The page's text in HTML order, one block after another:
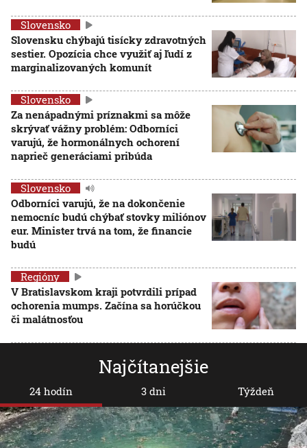
Slovensko
Slovensku chýbajú tisícky zdravotných
sestier. Opozícia chce využiť aj ľudí z
marginalizovaných komunít
Slovensko
Za nenápadnými príznakmi sa môže
skrývať vážny problém: Odborníci
varujú, že hormonálnych ochorení
naprieč generáciami pribúda
Slovensko
Odborníci varujú, že na dokončenie
nemocníc budú chýbať stovky miliónov
eur. Minister trvá na tom, že financie
budú
Regióny
V Bratislavskom kraji potvrdili prípad
ochorenia mumps. Začína sa horúčkou
či malátnosťou
Najčítanejšie
24 hodín 3 dni Týždeň